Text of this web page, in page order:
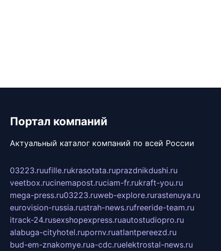
Портал компаний
Актуальный каталог компаний по всей России
03223.ruufille.rukrasotata.ruprazdnikdushi.ru
veetbox.rucinemapost.ruciam-fr.rukraft-you.ru
mega-press.ru03223.ruweb-explore.rurastenuya.ru
eurovision-russia.rustrah-news.rufreeride-team.ru
itrack-24.rusexshopexpress.ruautostudiopro.ru
alabuga-cityhotel.rupornv.ruatlantpereezd.ru
bud-em-znakomye.rua-cdc.ruelektrostal-news.ru